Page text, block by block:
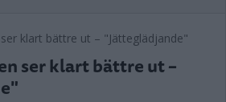
ser klart bättre ut –